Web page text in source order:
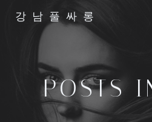
강남풀싸롱
POSTS